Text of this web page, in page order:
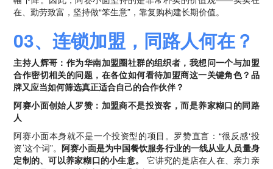
在、勤劳致富，坚持做“笨生意”，靠复购构建长期价值。
03、连锁加盟，同路人何在？
主持人辉哥：作为华南加盟圈社群的组织者，我想问一个与加盟
合作密切相关的问题，在各位如何看待加盟商这一关键角色？品
牌又应当如何筛选真正适合自己的合作伙伴？
阿赛小面创始人罗赞：加盟商不是投资客，而是养家糊口的同路
人
阿赛小面本身就不是一个投资型的项目。罗赞直言：“很反感‘投
资’这个词”。阿赛小面是为中国餐饮服务行业的一线从业人员量身
定制的、可以养家糊口的小生意。
它讲究的是店在人在、亲力亲